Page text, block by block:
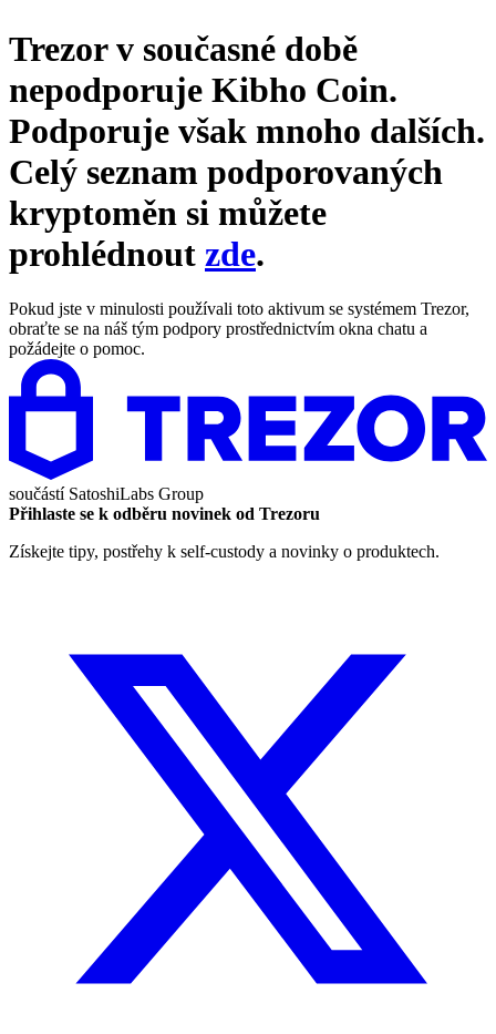
Trezor v současné době
nepodporuje Kibho Coin.
Podporuje však mnoho dalších.
Celý seznam podporovaných
kryptoměn si můžete
prohlédnout zde.
Pokud jste v minulosti používali toto aktivum se systémem Trezor,
obraťte se na náš tým podpory prostřednictvím okna chatu a
požádejte o pomoc.
součástíSatoshiLabs Group
Přihlaste se k odběru novinek od Trezoru
Získejte tipy, postřehy k self-custody a novinky o produktech.